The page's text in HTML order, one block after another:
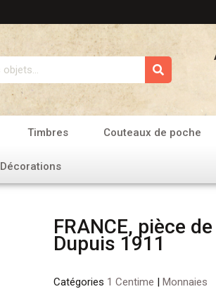
Timbres Couteaux de poche
Décorations
FRANCE, pièce
Dupuis 1911
Catégories 1 Centime | Monnaies